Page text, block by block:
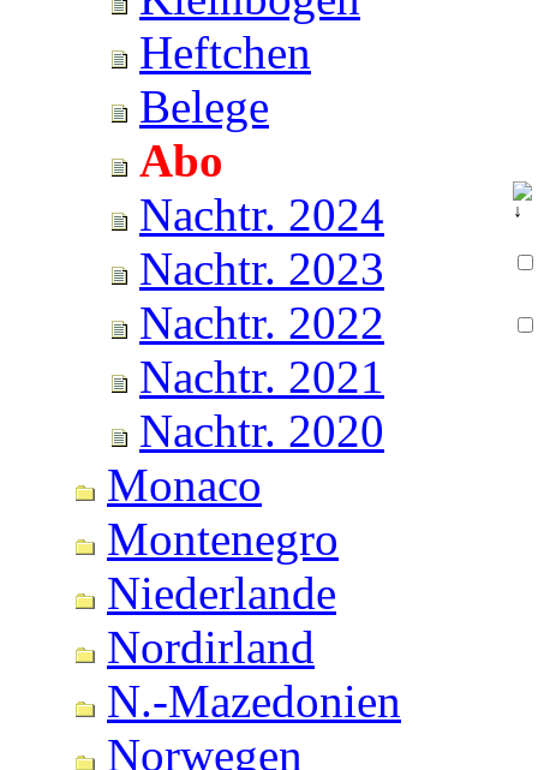
Heftchen
Belege
Abo
Nachtr. 2024
Nachtr. 2023
Nachtr. 2022
Nachtr. 2021
Nachtr. 2020
Monaco
Montenegro
Niederlande
Nordirland
N.-Mazedonien
Norwegen